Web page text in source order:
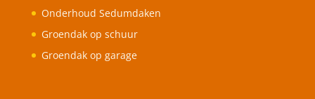
Onderhoud Sedumdaken
Groendak op schuur
Groendak op garage